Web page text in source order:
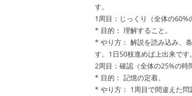
す。
1周目：じっくり（全体の60%
* 目的： 理解すること。
* やり方： 解説を読み込み、
す。1日50枝進めば上出来です。
2周目：確認（全体の25%の時
* 目的： 記憶の定着。
* やり方： 1周目で間違えた問